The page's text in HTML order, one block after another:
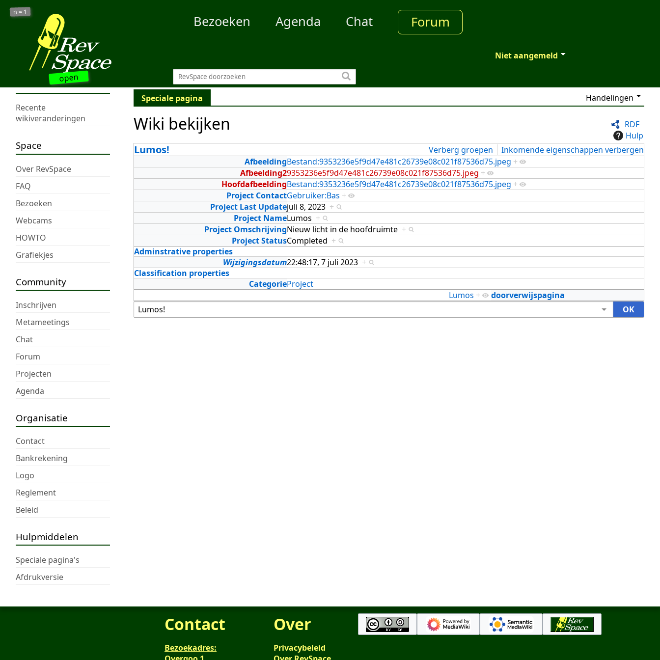
open
n = 1
Bezoeken Agenda Chat Forum
Niet aangemeld
Recente
wikiveranderingen
Space
Over RevSpace
FAQ
Bezoeken
Webcams
HOWTO
Grafiekjes
Community
Inschrijven
Metameetings
Chat
Forum
Projecten
Agenda
Organisatie
Contact
Bankrekening
Logo
Reglement
Beleid
Hulpmiddelen
Speciale pagina's
Afdrukversie
Speciale pagina Handelingen
RDF
Hulp
Wiki bekijken
Lumos! Verberg groepen
Inkomende eigenschappen verbergen
AfbeeldingBestand:9353236e5f9d47e481c26739e08c021f87536d75.jpeg +
Afbeelding29353236e5f9d47e481c26739e08c021f87536d75.jpeg +
HoofdafbeeldingBestand:9353236e5f9d47e481c26739e08c021f87536d75.jpeg +
Project ContactGebruiker:Bas +
Project Last Updatejuli 8, 2023 +
Project NameLumos +
Project OmschrijvingNieuw licht in de hoofdruimte +
Project StatusCompleted +
Adminstrative properties
Wijzigingsdatum22:48:17, 7 juli 2023 +
Classification properties
CategorieProject
doorverwijspagina
Lumos +
Contact
Bezoekadres:
Over
Privacybeleid